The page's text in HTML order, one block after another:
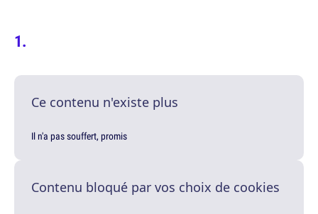
Ce contenu n'existe plus
Il n'a pas souffert, promis
Contenu bloqué par vos choix de cookies